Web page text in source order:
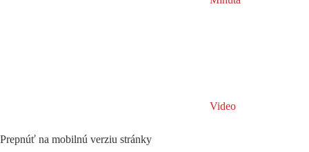
Video
Prepnúť na mobilnú verziu stránky